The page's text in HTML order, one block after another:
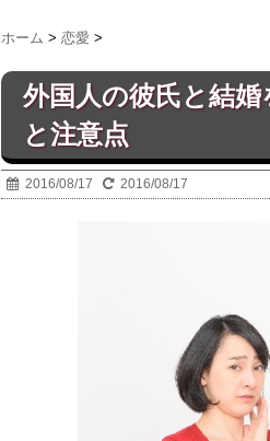
ホーム > 恋愛 >
外国人の彼氏と結
と注意点
2016/08/17 2016/08/17